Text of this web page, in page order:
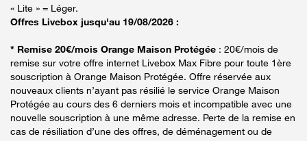
« Lite » = Léger.
Offres Livebox jusqu'au 19/08/2026 :
* Remise 20€/mois Orange Maison Protégée : 20€/mois de
remise sur votre offre internet Livebox Max Fibre pour toute 1ère
souscription à Orange Maison Protégée. Offre réservée aux
nouveaux clients n’ayant pas résilié le service Orange Maison
Protégée au cours des 6 derniers mois et incompatible avec une
nouvelle souscription à une même adresse. Perte de la remise en
cas de résiliation d’une des offres, de déménagement ou de